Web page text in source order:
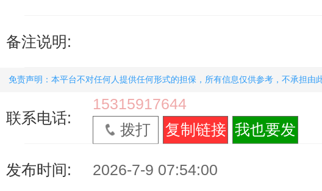
备注说明:
免责声明：本平台不对任何人提供任何形式的担保，所有信息仅供参考，不承担
联系电话:
15315917644
拨打
复制链接 我也要发
发布时间: 2026-7-9 07:54:00